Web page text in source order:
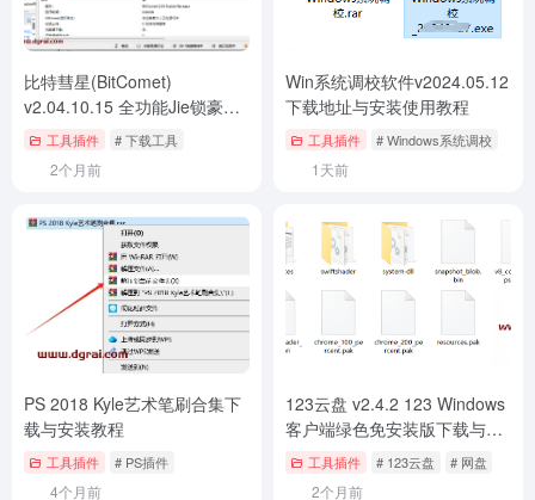
比特彗星(BitComet)
v2.04.10.15 全功能Jie锁豪华
版绿色版–老牌国产BT下载软
工具插件 # 下载工具
2个月前
Win系统调校软件v2024.05.12
下载地址与安装使用教程
工具插件 # Windows系统调校
1天前
PS 2018 Kyle艺术笔刷合集下
载与安装教程
工具插件 # PS插件
4个月前
123云盘 v2.4.2 123 Windows
客户端绿色免安装版下载与使
用教程
工具插件 # 123云盘 # 网盘
2个月前